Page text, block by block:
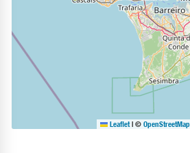
Leaflet |© OpenStreetMap